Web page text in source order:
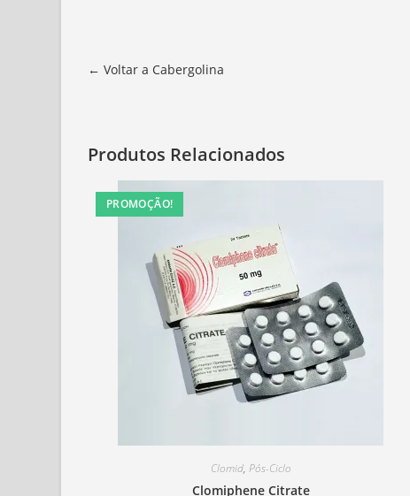
← Voltar a Cabergolina
Produtos Relacionados
PROMOÇÃO!
Clomid, Pós-Ciclo
Clomiphene Citrate